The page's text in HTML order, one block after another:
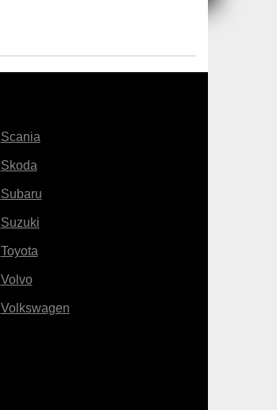
Scania
Skoda
Subaru
Suzuki
Toyota
Volvo
Volkswagen